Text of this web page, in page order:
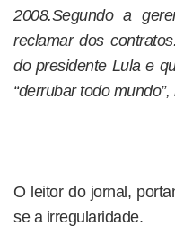
2008.Segundo a
reclamar dos
do presidente Lula e
“derrubar todo
O leitor do jornal,
se a irregularidade.